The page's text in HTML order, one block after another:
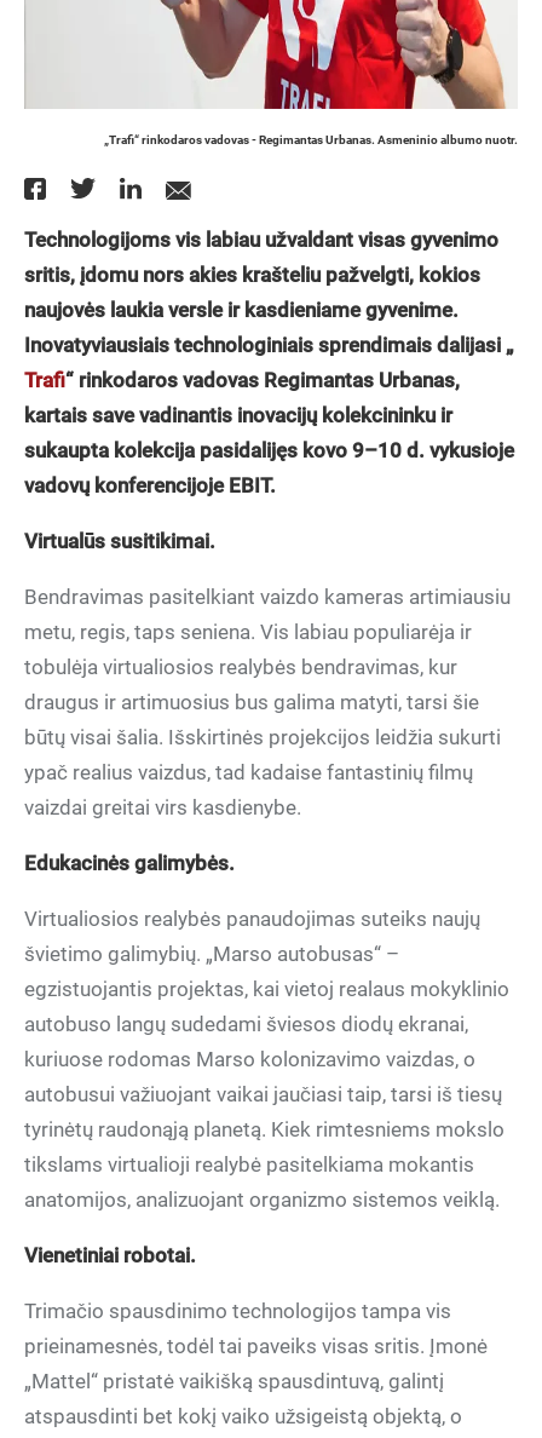
„Trafi“ rinkodaros vadovas - Regimantas Urbanas. Asmeninio albumo nuotr.
Technologijoms vis labiau užvaldant visas gyvenimo
sritis, įdomu nors akies krašteliu pažvelgti, kokios
naujovės laukia versle ir kasdieniame gyvenime.
Inovatyviausiais technologiniais sprendimais dalijasi „
Trafi“ rinkodaros vadovas Regimantas Urbanas,
kartais save vadinantis inovacijų kolekcininku ir
sukaupta kolekcija pasidalijęs kovo 9–10 d. vykusioje
vadovų konferencijoje EBIT.
Virtualūs susitikimai.
Bendravimas pasitelkiant vaizdo kameras artimiausiu
metu, regis, taps seniena. Vis labiau populiarėja ir
tobulėja virtualiosios realybės bendravimas, kur
draugus ir artimuosius bus galima matyti, tarsi šie
būtų visai šalia. Išskirtinės projekcijos leidžia sukurti
ypač realius vaizdus, tad kadaise fantastinių filmų
vaizdai greitai virs kasdienybe.
Edukacinės galimybės.
Virtualiosios realybės panaudojimas suteiks naujų
švietimo galimybių. „Marso autobusas“ –
egzistuojantis projektas, kai vietoj realaus mokyklinio
autobuso langų sudedami šviesos diodų ekranai,
kuriuose rodomas Marso kolonizavimo vaizdas, o
autobusui važiuojant vaikai jaučiasi taip, tarsi iš tiesų
tyrinėtų raudonąją planetą. Kiek rimtesniems mokslo
tikslams virtualioji realybė pasitelkiama mokantis
anatomijos, analizuojant organizmo sistemos veiklą.
Vienetiniai robotai.
Trimačio spausdinimo technologijos tampa vis
prieinamesnės, todėl tai paveiks visas sritis. Įmonė
„Mattel“ pristatė vaikišką spausdintuvą, galintį
atspausdinti bet kokį vaiko užsigeistą objektą, o